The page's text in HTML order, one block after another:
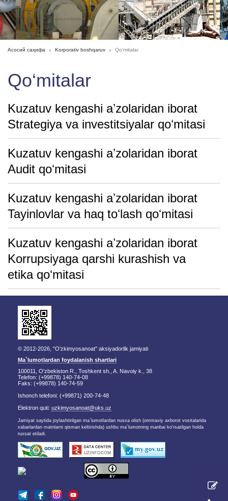
Асосий саҳифа Korporativ boshqaruv Qo‘mitalar
Qo‘mitalar
Kuzatuv kengashi aʼzolaridan iborat
Strategiya va investitsiyalar qoʻmitasi
Kuzatuv kengashi aʼzolaridan iborat
Audit qoʻmitasi
Kuzatuv kengashi aʼzolaridan iborat
Tayinlovlar va haq toʻlash qoʻmitasi
Kuzatuv kengashi aʼzolaridan iborat
Korrupsiyaga qarshi kurashish va
etika qoʻmitasi
© 2012-2026, "O'zkimyosanoat" aksiyadorlik jamiyati
Ma`lumotlardan foydalanish shartlari
100011, O'zbekiston R., Toshkent sh., A. Navoiy k., 38
Telefon: (+99878) 140-74-08
Faks: (+99878) 140-74-59
Ishonch telefoni: (+99871) 200-74-48
Elektron quti: uzkimyosanoat@uks.uz
Jamiyat saytida joylashtirilgan ma`lumotlardan nusxa olish (ommaviy axborot vositalarida
xabarlardan matnlarni qisman keltirishda) ushbu ma`lumotning manbai ko'rsatilgan holda
ruxsat etiladi.